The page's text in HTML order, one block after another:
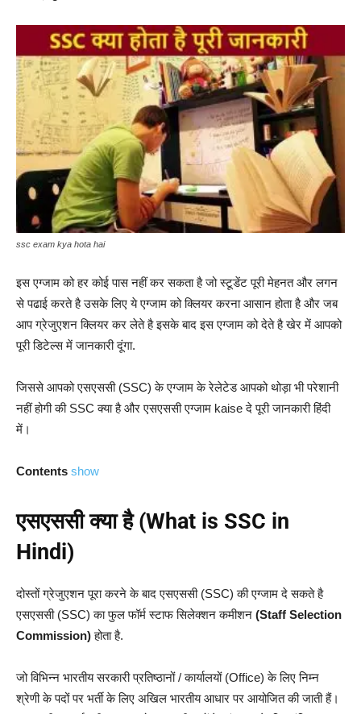
ssc exam kya hota hai
इस एग्जाम को हर कोई पास नहीं कर सकता है जो स्टूडेंट पूरी मेहनत और लगन
से पढाई करते है उसके लिए ये एग्जाम को क्लियर करना आसान होता है और जब
आप ग्रेजुएशन क्लियर कर लेते है इसके बाद इस एग्जाम को देते है खेर में आपको
पूरी डिटेल्स में जानकारी दूंगा.
जिससे आपको एसएससी (SSC) के एग्जाम के रेलेटेड आपको थोड़ा भी परेशानी
नहीं होगी की SSC क्या है और एसएससी एग्जाम kaise दे पूरी जानकारी हिंदी
में।
Contents show
एसएससी क्या है (What is SSC in
Hindi)
दोस्तों ग्रेजुएशन पूरा करने के बाद एसएससी (SSC) की एग्जाम दे सकते है
एसएससी (SSC) का फुल फॉर्म स्टाफ सिलेक्शन कमीशन (Staff Selection
Commission)होता है.
जो विभिन्न भारतीय सरकारी प्रतिष्ठानों / कार्यालयों (Office) के लिए निम्न
श्रेणी के पदों पर भर्ती के लिए अखिल भारतीय आधार पर आयोजित की जाती हैं।